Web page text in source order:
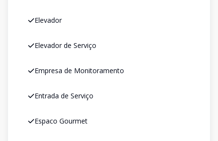
Elevador
Elevador de Serviço
Empresa de Monitoramento
Entrada de Serviço
Espaco Gourmet